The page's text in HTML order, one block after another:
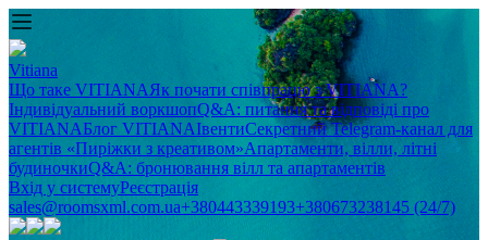
Vitiana
Що таке VITIANAЯк почати співпрацю з VITIANA?
Індивідуальний воркшопQ&A: питання та відповіді про
VITIANAБлог VITIANAІвентиСекретний Telegram-канал для
агентів «Пиріжки з креативом»Апартаменти, вілли, літні
будиночкиQ&A: бронювання вілл та апартаментів
Вхід у системуРеєстрація
sales@roomsxml.com.ua+380443339193+380673238145 (24/7)